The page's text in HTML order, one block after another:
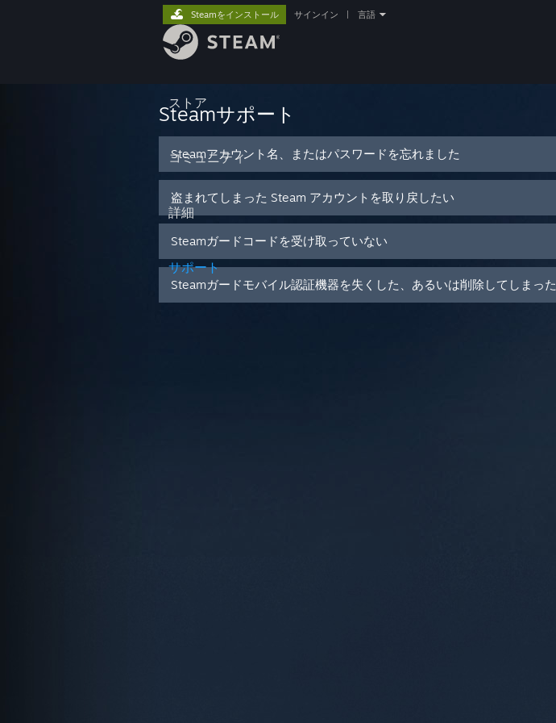
ストア
コミュニティ
詳細
サポート
Steamをインストール サインイン 言語
Steamサポート
Steamアカウント名、またはパスワードを忘れました
盗まれてしまった Steam アカウントを取り戻したい
Steamガードコードを受け取っていない
Steamガードモバイル認証機器を失くした、あるいは削除してしまった